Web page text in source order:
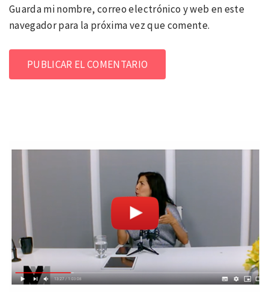
Guarda mi nombre, correo electrónico y web en este
navegador para la próxima vez que comente.